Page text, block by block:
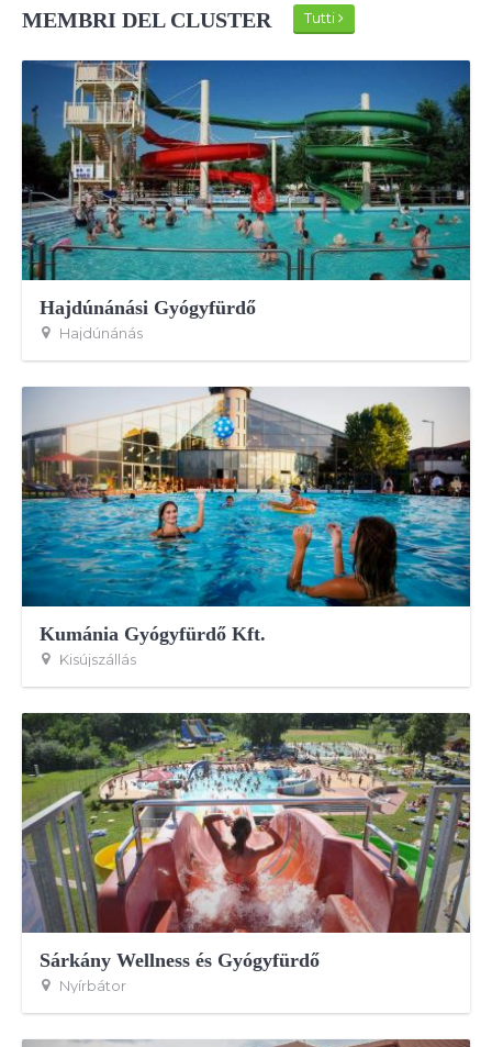
MEMBRI DEL CLUSTER Tutti
Hajdúnánási Gyógyfürdő
Hajdúnánás
Kumánia Gyógyfürdő Kft.
Kisújszállás
Sárkány Wellness és Gyógyfürdő
Nyírbátor